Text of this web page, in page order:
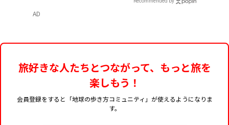
AD
旅好きな人たちとつながって、もっと旅を
楽しもう！
会員登録をすると「地球の歩き方コミュニティ」が使えるようになりま
す。